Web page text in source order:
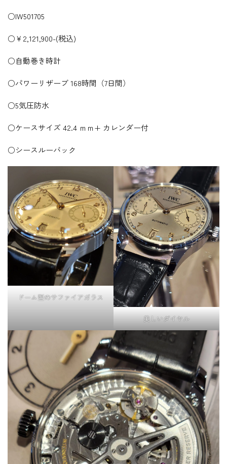
○IW501705
○￥2,121,900-(税込)
○自動巻き時計
○パワーリザーブ 168時間（7日間）
○5気圧防水
○ケースサイズ 42.4 ｍｍ+ カレンダー付
○シースルーバック
ドーム型のサファイアガラス
美しいダイヤル